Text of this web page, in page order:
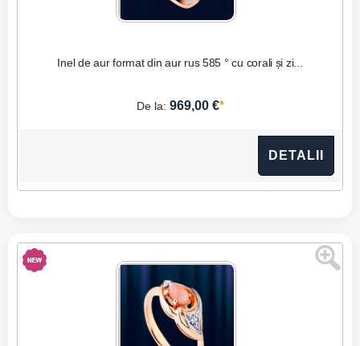
Inel de aur format din aur rus 585 ° cu corali și zi...
De la: 969,00 €*
DETALII